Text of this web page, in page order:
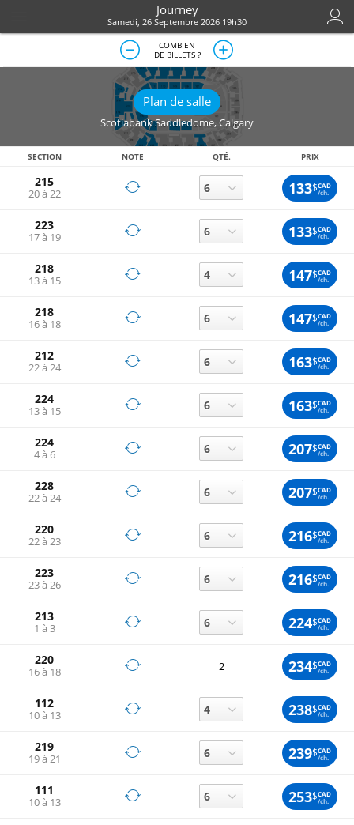
Journey
Samedi, 26 Septembre 2026 19h30
COMBIEN
DE BILLETS ?
Plan de salle
Scotiabank Saddledome,Calgary
SECTION NOTE QTÉ. PRIX
215
20 à 22 133$CAD
/ch.
223
17 à 19 133$CAD
/ch.
218
13 à 15 147$CAD
/ch.
218
16 à 18 147$CAD
/ch.
212
22 à 24 163$CAD
/ch.
224
13 à 15 163$CAD
/ch.
224
4 à 6 207$CAD
/ch.
228
22 à 24 207$CAD
/ch.
220
22 à 23 216$CAD
/ch.
223
23 à 26 216$CAD
/ch.
213
1 à 3 224$CAD
/ch.
220
16 à 18 2 234$CAD
/ch.
112
10 à 13 238$CAD
/ch.
219
19 à 21 239$CAD
/ch.
111
10 à 13 253$CAD
/ch.